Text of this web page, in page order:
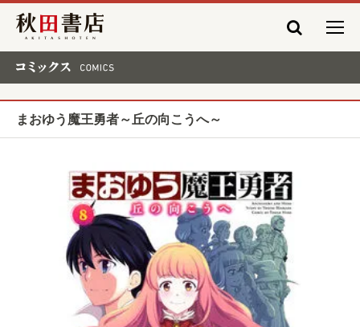
秋田書店
まおゆう魔王勇者～丘の向こうへ～